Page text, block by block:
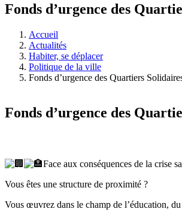
Fonds d’urgence des
Accueil
Actualités
Habiter, se déplacer
Politique de la ville
Fonds d’urgence des Quartiers
Fonds d’urgence des
Face aux conséquences de la crise
Vous êtes une structure de proximité ?
Vous œuvrez dans le champ de l’éducation,